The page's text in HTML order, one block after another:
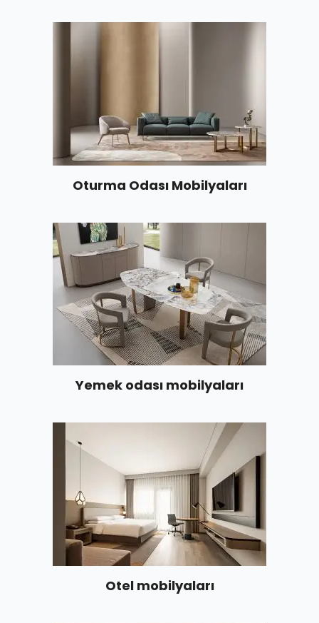
Oturma Odası Mobilyaları
Yemek odası mobilyaları
Otel mobilyaları